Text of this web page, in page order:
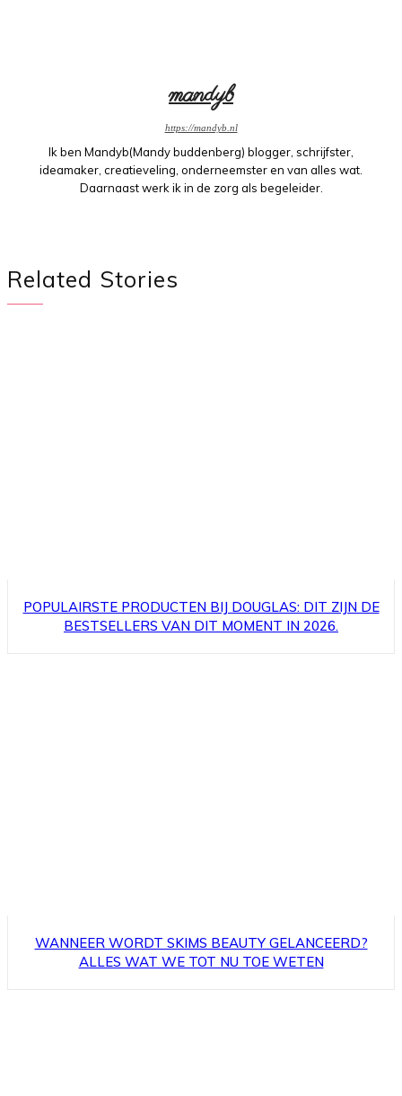
mandyb
https://mandyb.nl
Ik ben Mandyb(Mandy buddenberg) blogger, schrijfster,
ideamaker, creatieveling, onderneemster en van alles wat.
Daarnaast werk ik in de zorg als begeleider.
Related Stories
POPULAIRSTE PRODUCTEN BIJ DOUGLAS: DIT ZIJN DE
BESTSELLERS VAN DIT MOMENT IN 2026.
WANNEER WORDT SKIMS BEAUTY GELANCEERD?
ALLES WAT WE TOT NU TOE WETEN